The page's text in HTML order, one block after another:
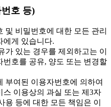
호 등)
비밀번호에 대한 모든 관리
에게 있습니다.
있는 경우를 제외하고는 이
번호를 공유, 양도 또는 변경할
부여된 이용자번호에 의하여
스 이용상의 과실 또는 제3자
용 등에 대한 모든 책임은 이